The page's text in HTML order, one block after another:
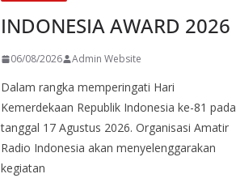
INDONESIA AWARD 2026
06/08/2026 Admin Website
Dalam rangka memperingati Hari
Kemerdekaan Republik Indonesia ke-81 pada
tanggal 17 Agustus 2026. Organisasi Amatir
Radio Indonesia akan menyelenggarakan
kegiatan